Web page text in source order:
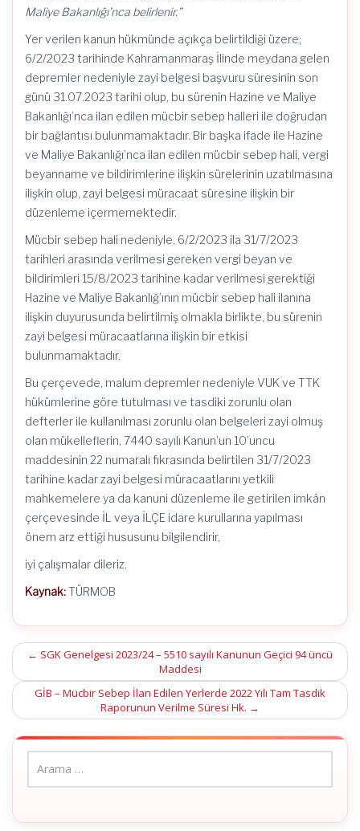
Maliye Bakanlığı’nca belirlenir.”
Yer verilen kanun hükmünde açıkça belirtildiği üzere;
6/2/2023 tarihinde Kahramanmaraş İlinde meydana gelen
depremler nedeniyle zayi belgesi başvuru süresinin son
günü 31.07.2023 tarihi olup, bu sürenin Hazine ve Maliye
Bakanlığı’nca ilan edilen mücbir sebep halleri ile doğrudan
bir bağlantısı bulunmamaktadır. Bir başka ifade ile Hazine
ve Maliye Bakanlığı’nca ilan edilen mücbir sebep hali, vergi
beyanname ve bildirimlerine ilişkin sürelerinin uzatılmasına
ilişkin olup, zayi belgesi müracaat süresine ilişkin bir
düzenleme içermemektedir.
Mücbir sebep hali nedeniyle, 6/2/2023 ila 31/7/2023
tarihleri arasında verilmesi gereken vergi beyan ve
bildirimleri 15/8/2023 tarihine kadar verilmesi gerektiği
Hazine ve Maliye Bakanlığ’ının mücbir sebep hali ilanına
ilişkin duyurusunda belirtilmiş olmakla birlikte, bu sürenin
zayi belgesi müracaatlarına ilişkin bir etkisi
bulunmamaktadır.
Bu çerçevede, malum depremler nedeniyle VUK ve TTK
hükümlerine göre tutulması ve tasdiki zorunlu olan
defterler ile kullanılması zorunlu olan belgeleri zayi olmuş
olan mükelleflerin, 7440 sayılı Kanun’un 10’uncu
maddesinin 22 numaralı fıkrasında belirtilen 31/7/2023
tarihine kadar zayi belgesi müracaatlarını yetkili
mahkemelere ya da kanuni düzenleme ile getirilen imkân
çerçevesinde İL veya İLÇE idare kurullarına yapılması
önem arz ettiği hususunu bilgilendirir,
iyi çalışmalar dileriz.
Kaynak:TÜRMOB
Post
navigation
← SGK Genelgesi 2023/24 – 5510 sayılı Kanunun Geçici 94 üncü
Maddesi
GİB – Mücbir Sebep İlan Edilen Yerlerde 2022 Yılı Tam Tasdik
Raporunun Verilme Süresi Hk. →